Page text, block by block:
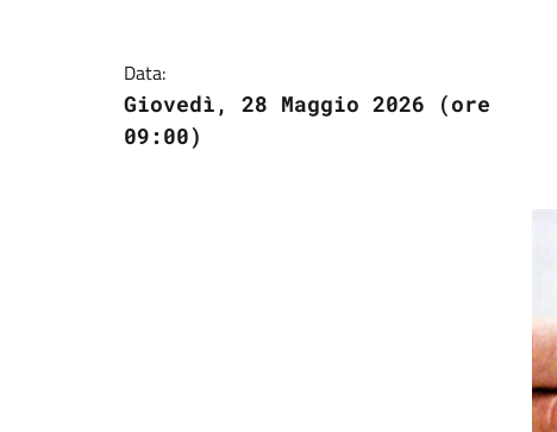
Data:
Giovedì, 28 Maggio 2026 (ore
09:00)